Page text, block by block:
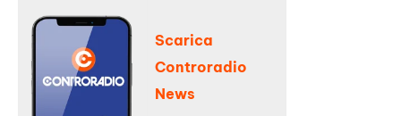
Scarica
Controradio
News